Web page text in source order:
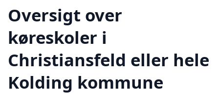
Oversigt over
køreskoler i
Christiansfeld eller hele
Kolding kommune